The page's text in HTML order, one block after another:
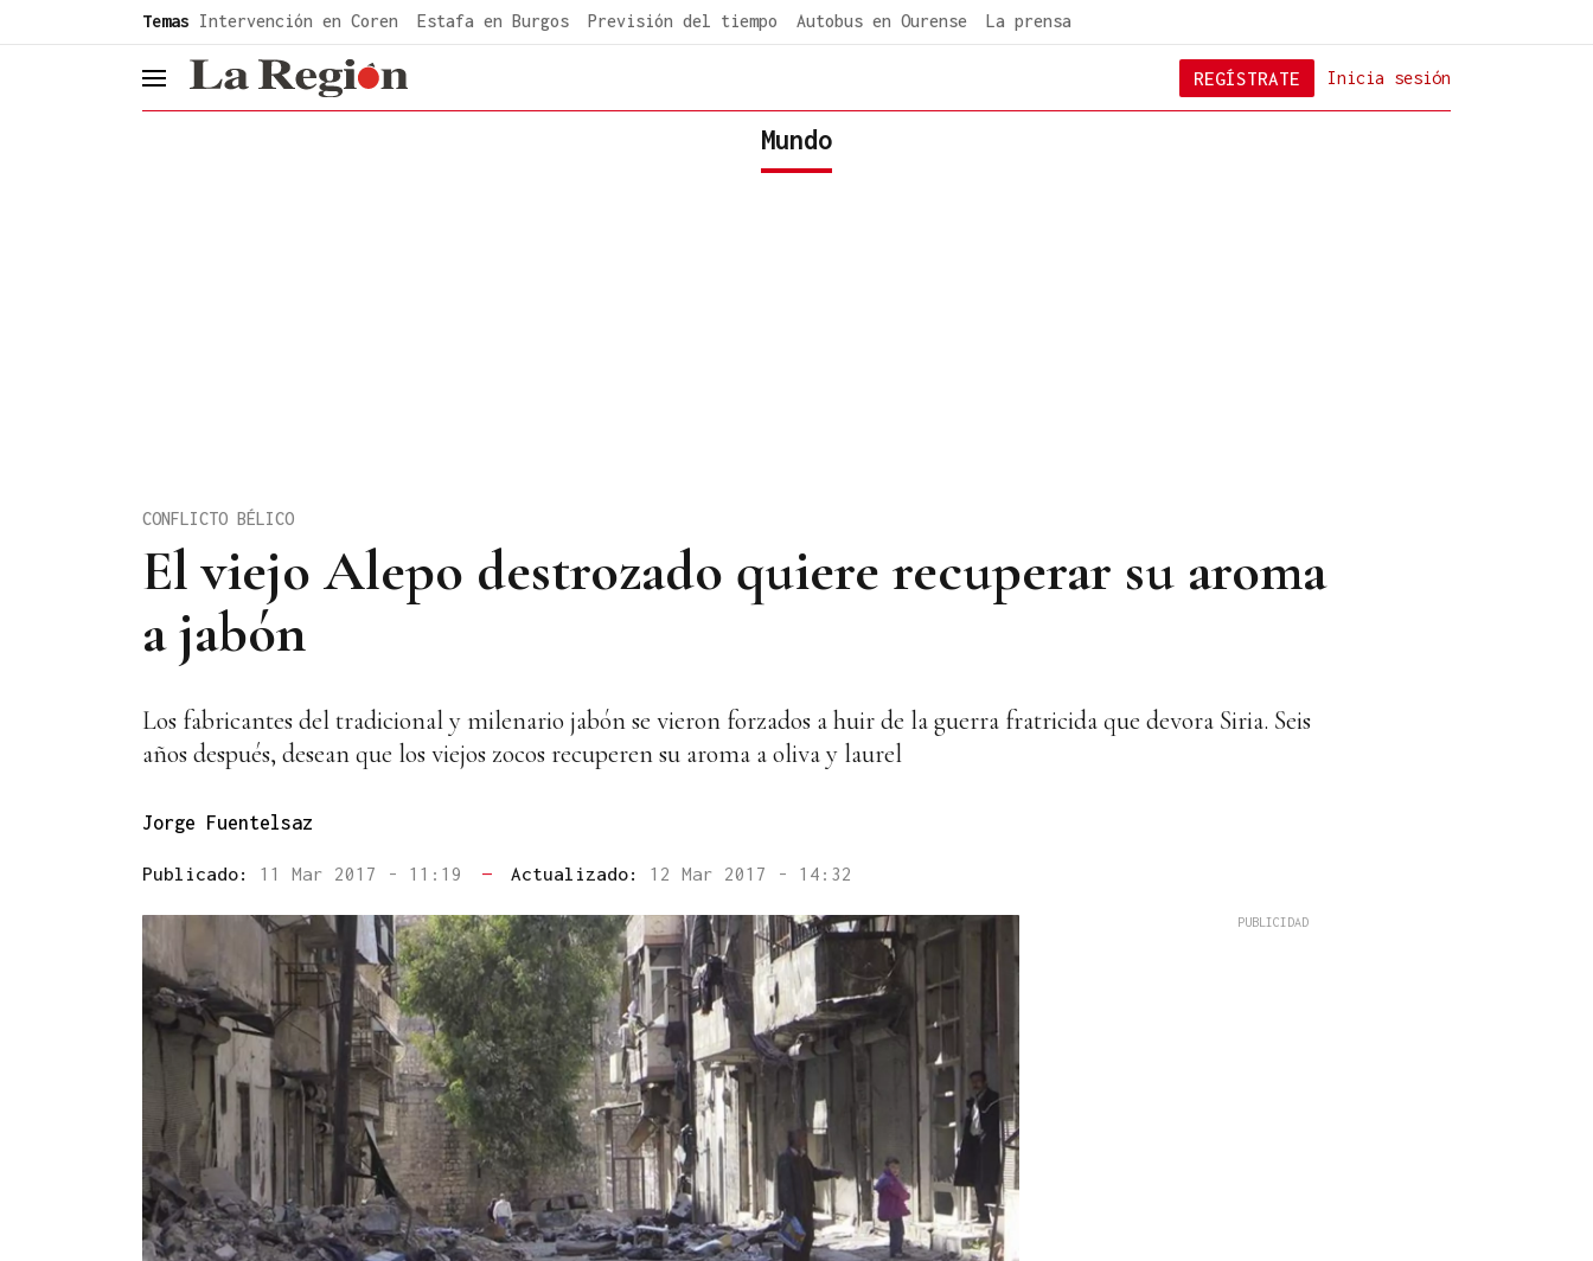
Temas Intervención en Coren Estafa en Burgos Previsión del tiempo Autobus en Ourense La prensa
header.menu.open Inicia sesión
REGÍSTRATE
Mundo
El viejo Alepo destrozado quiere recuperar su aroma
a jabón
CONFLICTO BÉLICO
Los fabricantes del tradicional y milenario jabón se vieron forzados a huir de la guerra fratricida que devora Siria. Seis
años después, desean que los viejos zocos recuperen su aroma a oliva y laurel
Jorge Fuentelsaz
Publicado: 11 Mar 2017 - 11:19 — Actualizado: 12 Mar 2017 - 14:32